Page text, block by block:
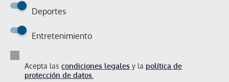
Deportes
Entretenimiento
Acepta las condiciones legales y la política de
protección de datos.